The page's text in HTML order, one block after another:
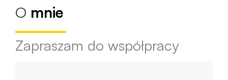
O mnie
Zapraszam do współpracy